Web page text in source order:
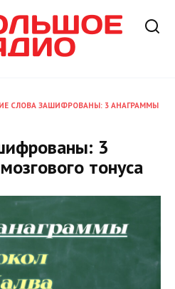
СЛОВА ЗАШИФРОВАНЫ: 3 АНАГРАММЫ
3
тонуса